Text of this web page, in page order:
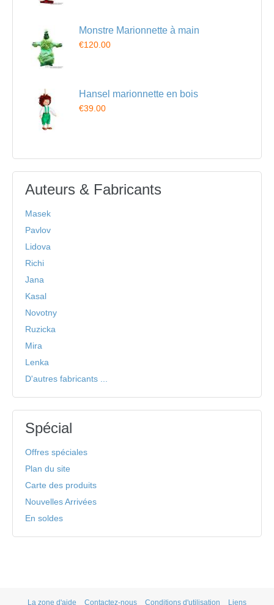
Monstre Marionnette à main
€120.00
Hansel marionnette en bois
€39.00
Auteurs & Fabricants
Masek
Pavlov
Lidova
Richi
Jana
Kasal
Novotny
Ruzicka
Mira
Lenka
D'autres fabricants ...
Spécial
Offres spéciales
Plan du site
Carte des produits
Nouvelles Arrivées
En soldes
La zone d'aide Contactez-nous Conditions d'utilisation Liens